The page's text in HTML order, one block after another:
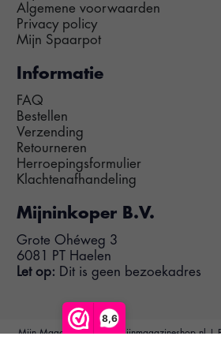
8,6
Algemene voorwaarden
Privacy policy
Mijn Spaarpot
Informatie
FAQ
Bestellen
Verzending
Retourneren
Herroepingsformulier
Klachtenafhandeling
Mijninkoper B.V.
Grote Ohéweg 3
6081 PT Haelen
Let op: Dit is geen bezoekadres
Mijn Magazine Shop | Mijnmagazineshop.nl |